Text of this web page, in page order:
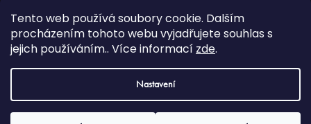
Tento web používá soubory cookie. Dalším
procházením tohoto webu vyjadřujete souhlas s
jejich používáním.. Více informací zde.
Nastavení
+420 774 395 836
webotvurci